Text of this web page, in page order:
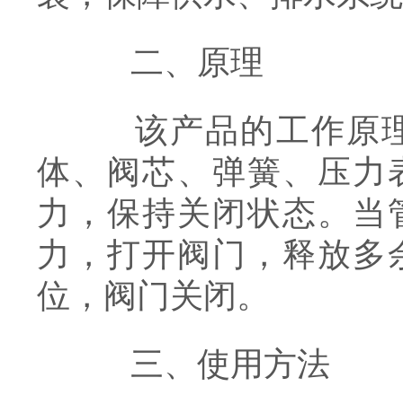
二、原理
该产品的工作原理
体、阀芯、弹簧、压力
力，保持关闭状态。
力，打开阀门，释放
位，阀门关闭。
三、使用方法